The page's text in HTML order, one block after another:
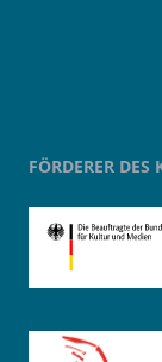
FÖRDERER DES